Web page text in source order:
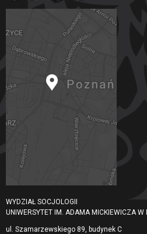
WYDZIAŁ SOCJOLOGII
UNIWERSYTET IM. ADAMA MICKIEWICZA W
ul. Szamarzewskiego 89, budynek C